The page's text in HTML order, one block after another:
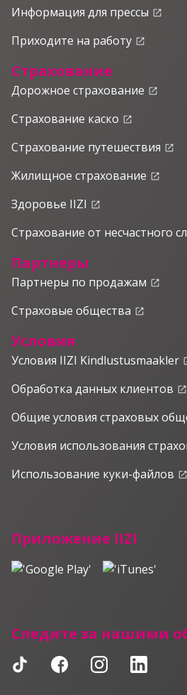
Приложение IIZI
Следите за нашими
Информация для прессы launch
Приходите на работу launch
Страхование
Дорожное страхование launch
Страхование каско launch
Страхование путешествия launch
Жилищное страхование launch
Здоровье IIZI launch
Страхование от несчастного
Партнеры
Партнеры по продажам launch
Страховые общества launch
Условия
Условия IIZI Kindlustusmaakler
Обработка данных клиентов launch
Общие условия страховых
Условия использования
Использование куки-файлов launch